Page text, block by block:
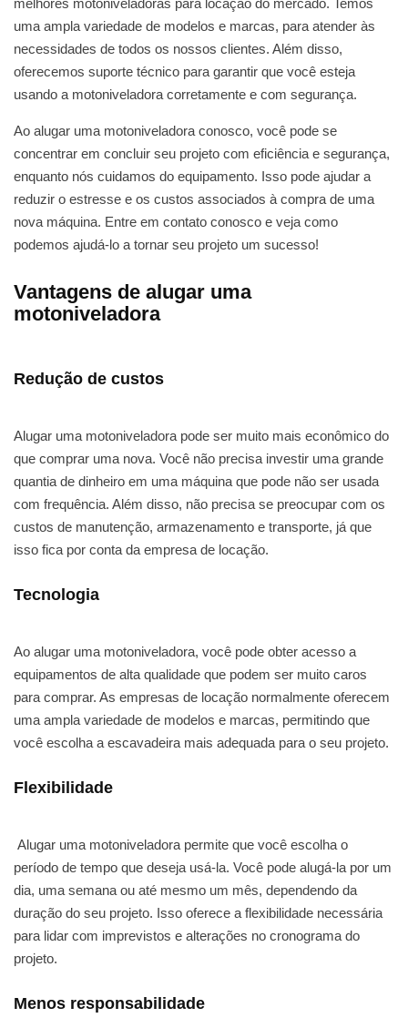
melhores motoniveladoras para locação do mercado. Temos
uma ampla variedade de modelos e marcas, para atender às
necessidades de todos os nossos clientes. Além disso,
oferecemos suporte técnico para garantir que você esteja
usando a motoniveladora corretamente e com segurança.
Ao alugar uma motoniveladora conosco, você pode se
concentrar em concluir seu projeto com eficiência e segurança,
enquanto nós cuidamos do equipamento. Isso pode ajudar a
reduzir o estresse e os custos associados à compra de uma
nova máquina. Entre em contato conosco e veja como
podemos ajudá-lo a tornar seu projeto um sucesso!
Vantagens de alugar uma
motoniveladora
Redução de custos
Alugar uma motoniveladora pode ser muito mais econômico do
que comprar uma nova. Você não precisa investir uma grande
quantia de dinheiro em uma máquina que pode não ser usada
com frequência. Além disso, não precisa se preocupar com os
custos de manutenção, armazenamento e transporte, já que
isso fica por conta da empresa de locação.
Tecnologia
Ao alugar uma motoniveladora, você pode obter acesso a
equipamentos de alta qualidade que podem ser muito caros
para comprar. As empresas de locação normalmente oferecem
uma ampla variedade de modelos e marcas, permitindo que
você escolha a escavadeira mais adequada para o seu projeto.
Flexibilidade
Alugar uma motoniveladora permite que você escolha o
período de tempo que deseja usá-la. Você pode alugá-la por um
dia, uma semana ou até mesmo um mês, dependendo da
duração do seu projeto. Isso oferece a flexibilidade necessária
para lidar com imprevistos e alterações no cronograma do
projeto.
Menos responsabilidade